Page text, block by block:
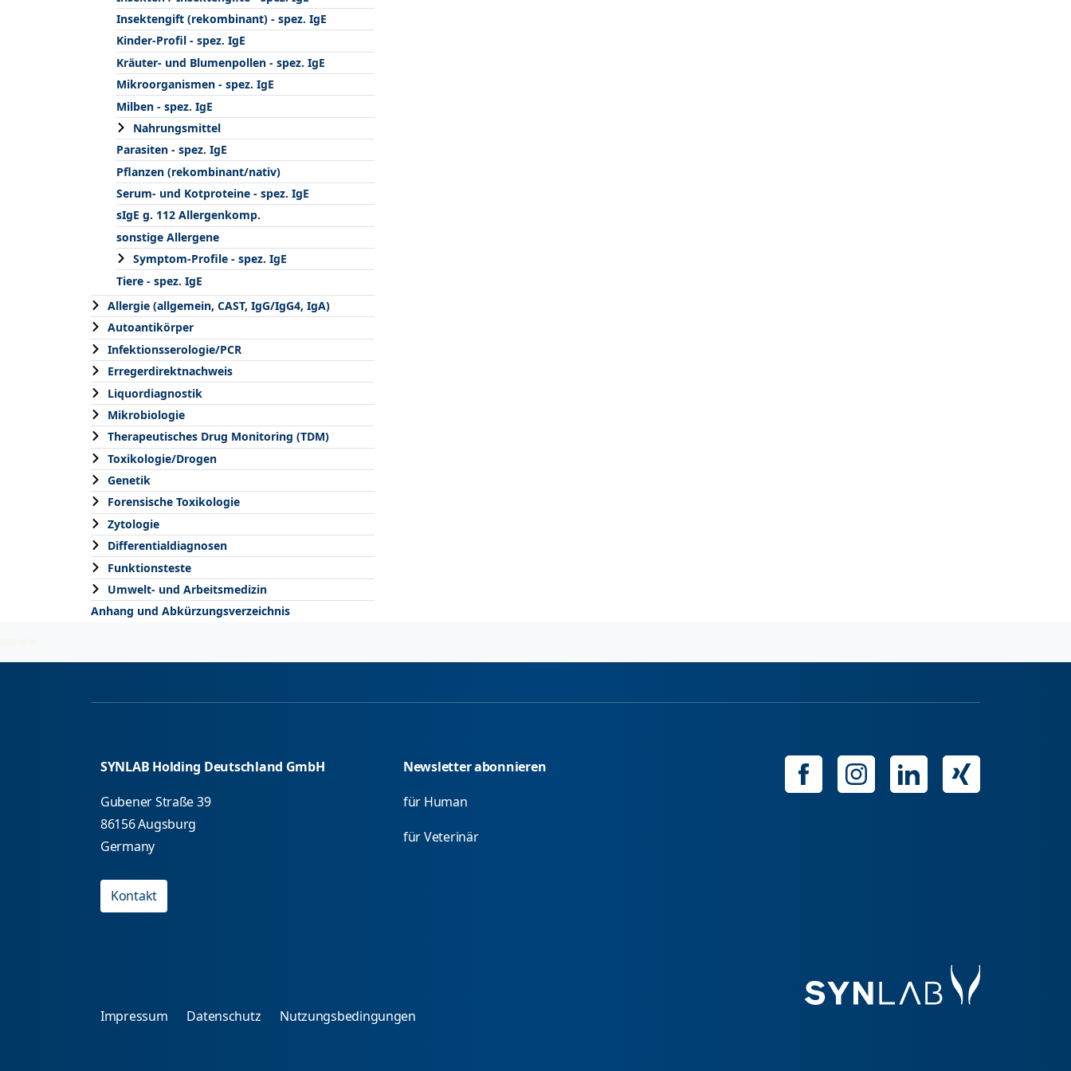
Insektengift (rekombinant) - spez. IgE
Kinder-Profil - spez. IgE
Kräuter- und Blumenpollen - spez. IgE
Mikroorganismen - spez. IgE
Milben - spez. IgE
Nahrungsmittel
Parasiten - spez. IgE
Pflanzen (rekombinant/nativ)
Serum- und Kotproteine - spez. IgE
sIgE g. 112 Allergenkomp.
sonstige Allergene
Symptom-Profile - spez. IgE
Tiere - spez. IgE
Allergie (allgemein, CAST, IgG/IgG4, IgA)
Autoantikörper
Infektionsserologie/PCR
Erregerdirektnachweis
Liquordiagnostik
Mikrobiologie
Therapeutisches Drug Monitoring (TDM)
Toxikologie/Drogen
Genetik
Forensische Toxikologie
Zytologie
Differentialdiagnosen
Funktionsteste
Umwelt- und Arbeitsmedizin
Anhang und Abkürzungsverzeichnis
2026-08-06
SYNLAB Holding Deutschland GmbH
Gubener Straße 39
86156 Augsburg
Germany
Kontakt
Newsletter abonnieren
für Human
für Veterinär
Impressum Datenschutz Nutzungsbedingungen